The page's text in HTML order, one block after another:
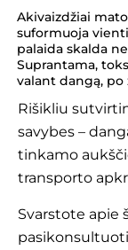
Akivaizdžiai
suformuoja
palaida skalda
Suprantama,
valant dangą,
Rišikliu
savybes –
tinkamo
transporto
Svarstote apie